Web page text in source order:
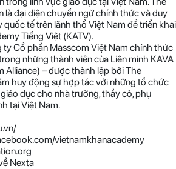
là đại diện chuyển ngữ chính thức và duy
tế trên lãnh thổ Việt Nam để triển khai
Tiếng Việt (KATV).
ty Cổ phần Masscom Việt Nam chính thức
những thành viên của Liên minh KAVA
Alliance) – được thành lập bởi The
huy động sự hợp tác với những tổ chức
dục cho nhà trường, thầy cô, phụ
tại Việt Nam.
vietnamkhanacademy
Nexta